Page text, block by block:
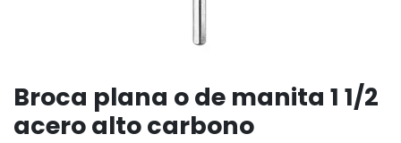
Broca plana o de manita 1 1/2
acero alto carbono